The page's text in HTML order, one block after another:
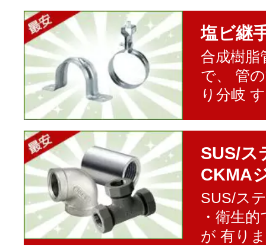
塩ビ継
合成樹脂
で、 管
り分岐
SUS/ス
CKMA
SUS/ス
・衛生
が 有り